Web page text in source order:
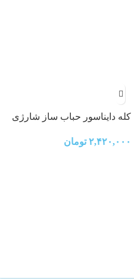
کله دایناسور حباب ساز شارژی
۲,۴۲۰,۰۰۰ تومان